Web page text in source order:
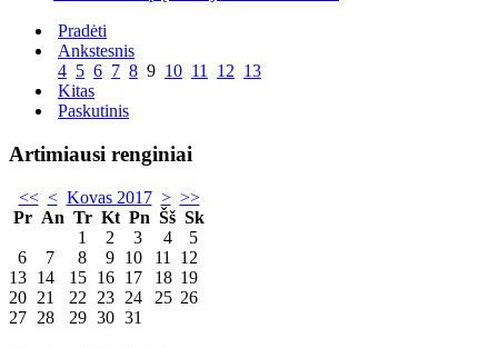
Pradėti
Ankstesnis
4 5 6 7 8 9 10 11 12 13
Kitas
Paskutinis
Artimiausi renginiai
<< < Kovas 2017 > >>
Pr An Tr Kt Pn Šš Sk
1
2 3 4
5
6
7 8 9 10 11
12
13 14 15 16 17 18 19
20 21 22 23 24 25 26
27 28 29 30 31